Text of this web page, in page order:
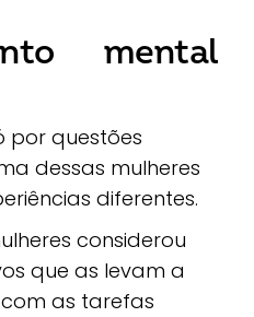
mental
por questões
dessas mulheres
diferentes.
considerou
que as levam a
as tarefas